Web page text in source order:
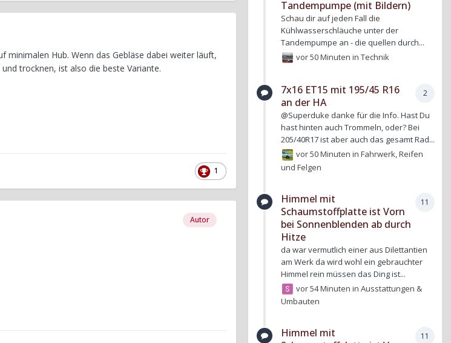
minimalen Hub. Wenn das Gebläse dabei weiter läuft,
trocknen, ist also die beste Variante.
1
Autor
Tandempumpe (mit Bildern)
Schau dir auf jeden Fall die
Kühlwasserschläuche unter der
Tandempumpe an - die quellen durch...
vor 50 MinuteninTechnik
2
7x16 ET15 mit 195/45 R16
an der HA
@Superduke danke für die Info. Hast Du
hast hinten auch Trommeln, oder? Bei
205/40R17 ist aber auch das gesamt Rad...
vor 50 MinuteninFahrwerk, Reifen
und Felgen
11
Himmel mit
Schaumstoffplatte ist Vorn
bei Sonnenblenden ab durch
Hitze
da war vermutlich einer aus Dilettantien
am Werk da wird wohl ein gebrauchter
Himmel rein müssen das Ding ist...
vor 54 MinuteninAusstattungen &
Umbauten
11
Himmel mit